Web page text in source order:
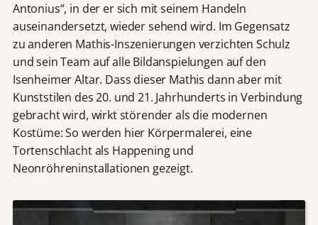
Antonius“, in der er sich mit seinem Handeln
auseinandersetzt, wieder sehend wird. Im Gegensatz
zu anderen Mathis-Inszenierungen verzichten Schulz
und sein Team auf alle Bildanspielungen auf den
Isenheimer Altar. Dass dieser Mathis dann aber mit
Kunststilen des 20. und 21. Jahrhunderts in Verbindung
gebracht wird, wirkt störender als die modernen
Kostüme: So werden hier Körpermalerei, eine
Tortenschlacht als Happening und
Neonröhreninstallationen gezeigt.